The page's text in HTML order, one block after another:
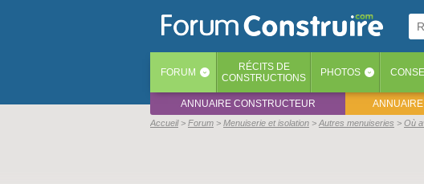
FORUM ‹ RÉCITS DE
CONSTRUCTIONS
PHOTOS ‹
ANNUAIRE CONSTRUCTEUR
Accueil Forum Menuiserie et isolation Autres menuiseries Où